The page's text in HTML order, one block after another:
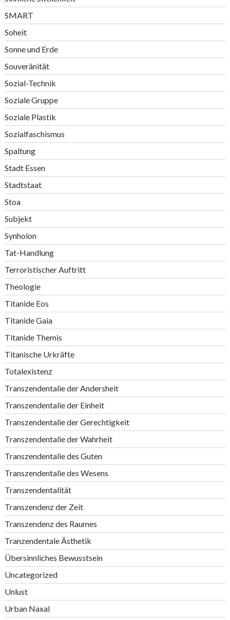
SMART
Soheit
Sonne und Erde
Souveränität
Sozial-Technik
Soziale Gruppe
Soziale Plastik
Sozialfaschismus
Spaltung
Stadt Essen
Stadtstaat
Stoa
Subjekt
Synholon
Tat-Handlung
Terroristischer Auftritt
Theologie
Titanide Eos
Titanide Gaia
Titanide Themis
Titanische Urkräfte
Totalexistenz
Transzendentalie der Andersheit
Transzendentalie der Einheit
Transzendentalie der Gerechtigkeit
Transzendentalie der Wahrheit
Transzendentalie des Guten
Transzendentalie des Wesens
Transzendentalität
Transzendenz der Zeit
Transzendenz des Raumes
Tranzendentale Ästhetik
Übersinnliches Bewusstsein
Uncategorized
Unlust
Urban Naxal